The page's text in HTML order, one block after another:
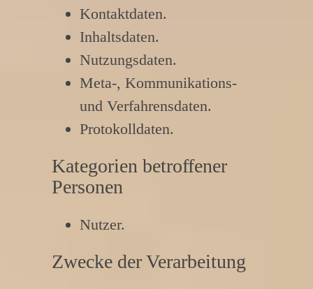
Kontaktdaten.
Inhaltsdaten.
Nutzungsdaten.
Meta-, Kommunikations-
und Verfahrensdaten.
Protokolldaten.
Kategorien betroffener
Personen
Nutzer.
Zwecke der Verarbeitung